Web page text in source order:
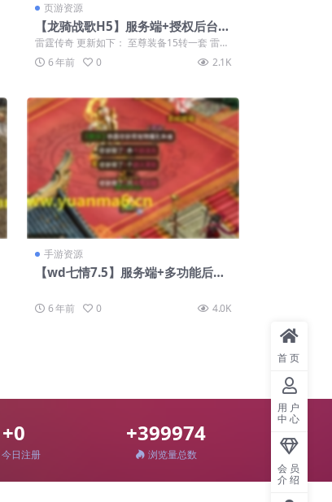
页游资源
【龙骑战歌H5】服务端+授权后台
+视频教程
雷霆传奇 更新如下： 至尊装备15转一套 雷霆
装备20转一套 血腥风雨 六件套 ...
6 年前 0 2.1K
手游资源
【wd七情7.5】服务端+多功能后台
6 年前 0 4.0K
+0
今日注册
+399974
浏览量总数
首页
用户
中心
会员
介绍